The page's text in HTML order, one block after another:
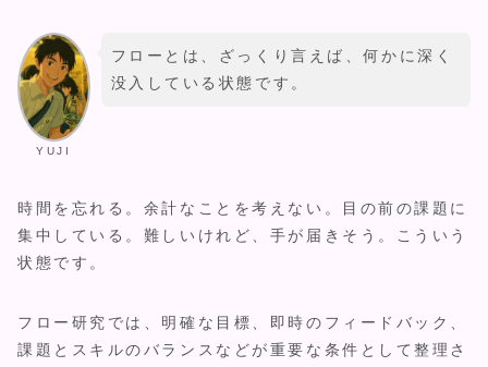
YUJI
フローとは、ざっくり言えば、何かに深く
没入している状態です。
時間を忘れる。余計なことを考えない。目の前の課題に
集中している。難しいけれど、手が届きそう。こういう
状態です。
フロー研究では、明確な目標、即時のフィードバック、
課題とスキルのバランスなどが重要な条件として整理さ